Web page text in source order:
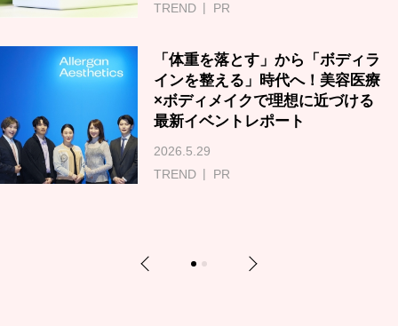
TREND
PR
「体重を落とす」から「ボディラ
インを整える」時代へ！美容医療
×ボディメイクで理想に近づける
最新イベントレポート
2026.5.29
TREND
PR
Previous 1 2 Next